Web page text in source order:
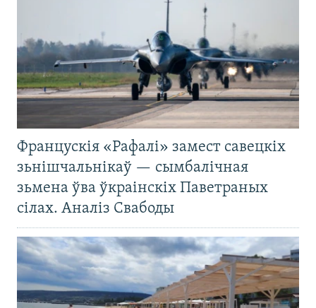
Францускія «Рафалі» замест савецкіх
зьнішчальнікаў — сымбалічная
зьмена ўва ўкраінскіх Паветраных
сілах. Аналіз Свабоды